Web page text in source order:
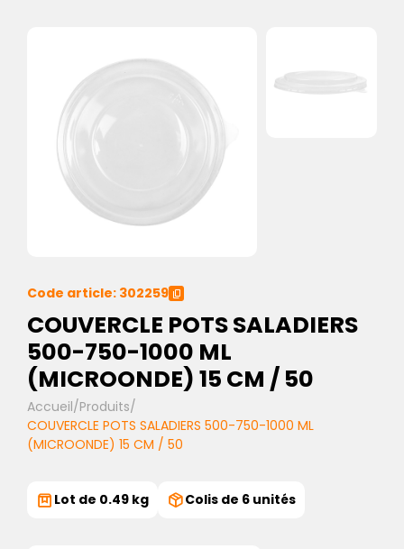
Code article: 302259
COUVERCLE POTS SALADIERS
500-750-1000 ML
(MICROONDE) 15 CM / 50
Accueil/Produits/
COUVERCLE POTS SALADIERS 500-750-1000 ML
(MICROONDE) 15 CM / 50
Lot de 0.49 kg Colis de 6 unités